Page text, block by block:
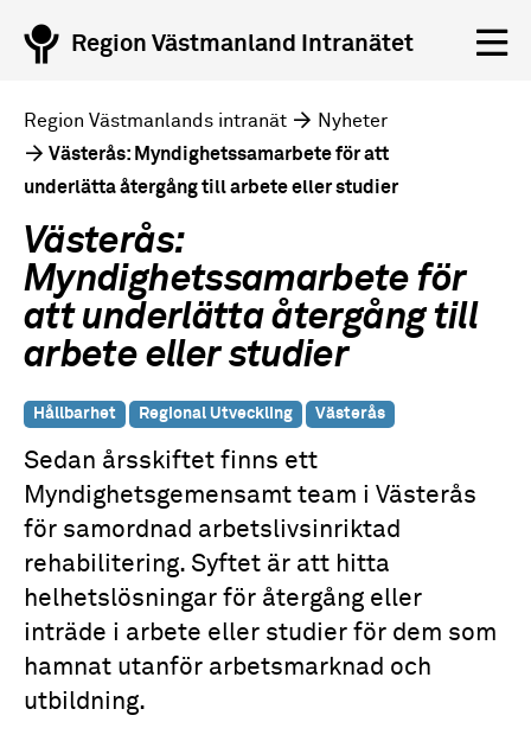
Region Västmanland Intranätet
Region Västmanlands intranät
Nyheter
Västerås: Myndighetssamarbete för att
underlätta återgång till arbete eller studier
Västerås:
Myndighetssamarbete för
att underlätta återgång till
arbete eller studier
Hållbarhet Regional Utveckling Västerås
Sedan årsskiftet finns ett
Myndighetsgemensamt team i Västerås
för samordnad arbetslivsinriktad
rehabilitering. Syftet är att hitta
helhetslösningar för återgång eller
inträde i arbete eller studier för dem som
hamnat utanför arbetsmarknad och
utbildning.